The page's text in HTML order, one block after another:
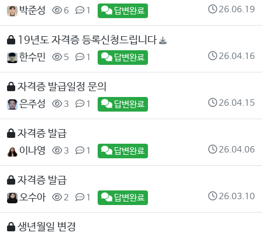
박준성 6 1 답변완료 26.06.19
19년도 자격증 등록신청드립니다
한수민 5 1 답변완료 26.04.16
자격증 발급일정 문의
은주성 3 1 답변완료 26.04.15
자격증 발급
이나영 3 1 답변완료 26.04.06
자격증 발급
오수아 2 1 답변완료 26.03.10
생년월일 변경